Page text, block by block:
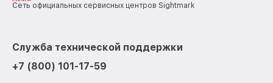
Сеть официальных сервисных центров Sightmark
Служба технической поддержки
+7 (800) 101-17-59